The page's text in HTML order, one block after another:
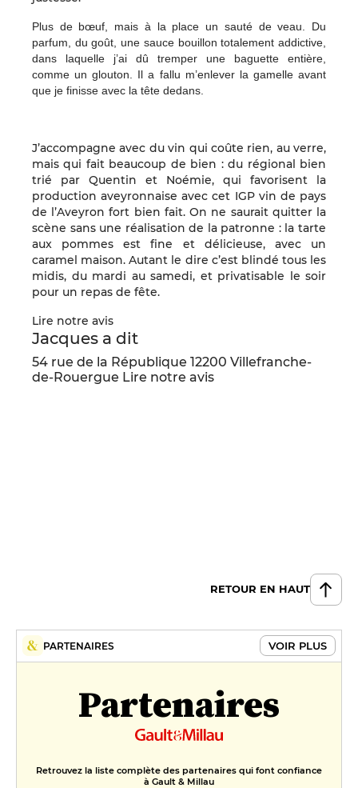
Plus de bœuf, mais à la place un sauté de veau. Du
parfum, du goût, une sauce bouillon totalement addictive,
dans laquelle j’ai dû tremper une baguette entière,
comme un glouton. Il a fallu m’enlever la gamelle avant
que je finisse avec la tête dedans.
J’accompagne avec du vin qui coûte rien, au verre,
mais qui fait beaucoup de bien : du régional bien
trié par Quentin et Noémie, qui favorisent la
production aveyronnaise avec cet IGP vin de pays
de l’Aveyron fort bien fait. On ne saurait quitter la
scène sans une réalisation de la patronne : la tarte
aux pommes est fine et délicieuse, avec un
caramel maison. Autant le dire c’est blindé tous les
midis, du mardi au samedi, et privatisable le soir
pour un repas de fête.
Lire notre avis
Jacques a dit
54 rue de la République 12200 Villefranche-
de-Rouergue Lire notre avis
RETOUR EN HAUT
PARTENAIRES VOIR PLUS
Partenaires
Retrouvez la liste complète des partenaires qui font confiance
à Gault & Millau